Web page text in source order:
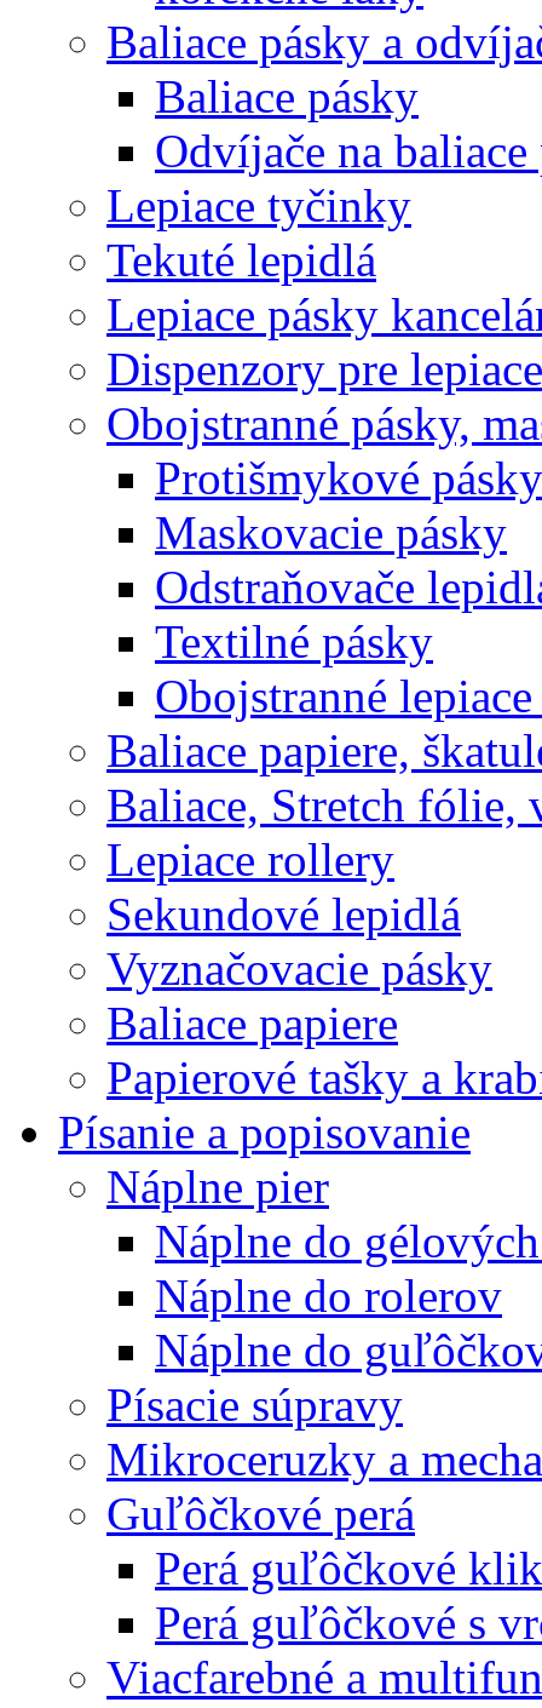
Baliace pásky a
Baliace pásky
Odvíjače na baliace
Lepiace tyčinky
Tekuté lepidlá
Lepiace pásky
Dispenzory pre
Obojstranné pásky,
Protišmykové pásky
Maskovacie pásky
Odstraňovače
Textilné pásky
Obojstranné
Baliace papiere,
Baliace, Stretch fólie,
Lepiace rollery
Sekundové lepidlá
Vyznačovacie pásky
Baliace papiere
Papierové tašky a
Písanie a popisovanie
Náplne pier
Náplne do
Náplne do rolerov
Náplne do
Písacie súpravy
Mikroceruzky a
Guľôčkové perá
Perá guľôčkové
Perá guľôčkové s
Viacfarebné a